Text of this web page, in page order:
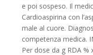
e poi sospeso. Il
Cardioaspirina con
male al cuore.
competenza medica.
Per dose da g RDA